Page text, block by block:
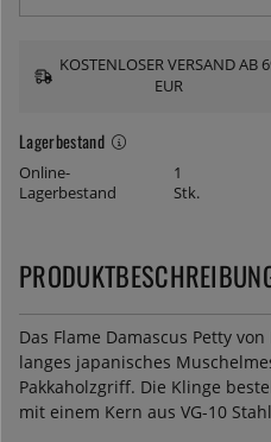
Lagerbestand
Online-
Lagerbestand
1
Stk.
KOSTENLOSER VERSAND AB
EUR
Das Flame Damascus Petty
langes japanisches
Pakkaholzgriff. Die Klinge
mit einem Kern aus VG-10